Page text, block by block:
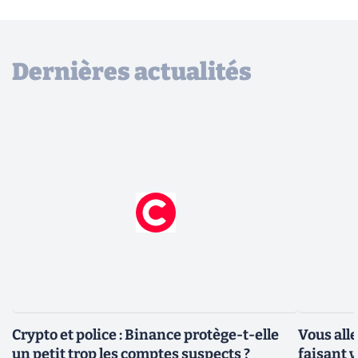
Dernières actualités
Crypto et police : Binance protège-t-elle
un petit trop les comptes suspects ?
Vous
faisant